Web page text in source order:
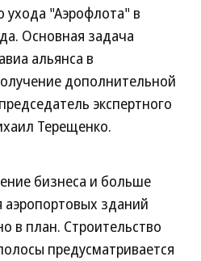
ухода "Аэрофлота" в
Основная задача
альянса в
дополнительной
экспертного
Терещенко.
бизнеса и больше
аэропортовых зданий
в план. Строительство
предусматривается